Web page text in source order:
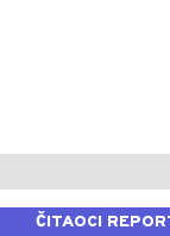
ČITAOCI